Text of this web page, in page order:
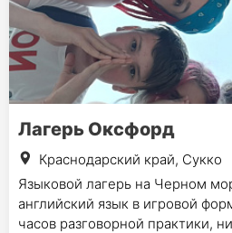
Лагерь Оксфорд
Краснодарский край, Сукко
Языковой лагерь на Черном
английский язык в игровой
часов разговорной практики,